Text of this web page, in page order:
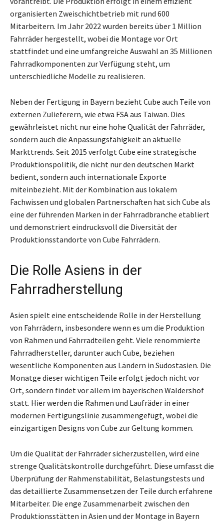
organisierten Zweischichtbetrieb mit rund 600
Mitarbeitern. Im Jahr 2022 wurden bereits über 1 Million
Fahrräder hergestellt, wobei die Montage vor Ort
stattfindet und eine umfangreiche Auswahl an 35 Millionen
Fahrradkomponenten zur Verfügung steht, um
unterschiedliche Modelle zu realisieren.
Neben der Fertigung in Bayern bezieht Cube auch Teile von
externen Zulieferern, wie etwa FSA aus Taiwan. Dies
gewährleistet nicht nur eine hohe Qualität der Fahrräder,
sondern auch die Anpassungsfähigkeit an aktuelle
Markttrends. Seit 2015 verfolgt Cube eine strategische
Produktionspolitik, die nicht nur den deutschen Markt
bedient, sondern auch internationale Exporte
miteinbezieht. Mit der Kombination aus lokalem
Fachwissen und globalen Partnerschaften hat sich Cube als
eine der führenden Marken in der Fahrradbranche etabliert
und demonstriert eindrucksvoll die Diversität der
Produktionsstandorte von Cube Fahrrädern.
Die Rolle Asiens in der
Fahrradherstellung
Asien spielt eine entscheidende Rolle in der Herstellung
von Fahrrädern, insbesondere wenn es um die Produktion
von Rahmen und Fahrradteilen geht. Viele renommierte
Fahrradhersteller, darunter auch Cube, beziehen
wesentliche Komponenten aus Ländern in Südostasien. Die
Monatge dieser wichtigen Teile erfolgt jedoch nicht vor
Ort, sondern findet vor allem im bayerischen Waldershof
statt. Hier werden die Rahmen und Laufräder in einer
modernen Fertigungslinie zusammengefügt, wobei die
einzigartigen Designs von Cube zur Geltung kommen.
Um die Qualität der Fahrräder sicherzustellen, wird eine
strenge Qualitätskontrolle durchgeführt. Diese umfasst die
Überprüfung der Rahmenstabilität, Belastungstests und
das detaillierte Zusammensetzen der Teile durch erfahrene
Mitarbeiter. Die enge Zusammenarbeit zwischen den
Produktionsstätten in Asien und der Montage in Bayern